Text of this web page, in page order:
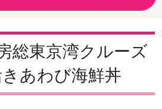
総東京湾クルーズ
きあわび海鮮丼